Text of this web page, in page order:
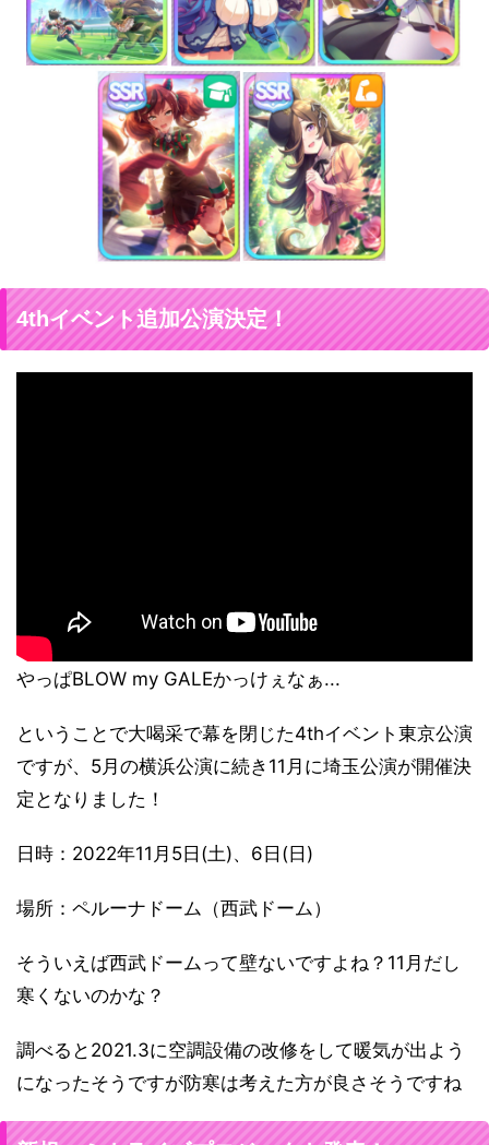
4thイベント追加公演決定！
やっぱBLOW my GALEかっけぇなぁ...
ということで大喝采で幕を閉じた4thイベント東京公演
ですが、5月の横浜公演に続き11月に埼玉公演が開催決
定となりました！
日時：2022年11月5日(土)、6日(日)
場所：ペルーナドーム（西武ドーム）
そういえば西武ドームって壁ないですよね？11月だし
寒くないのかな？
調べると2021.3に空調設備の改修をして暖気が出よう
になったそうですが防寒は考えた方が良さそうですね